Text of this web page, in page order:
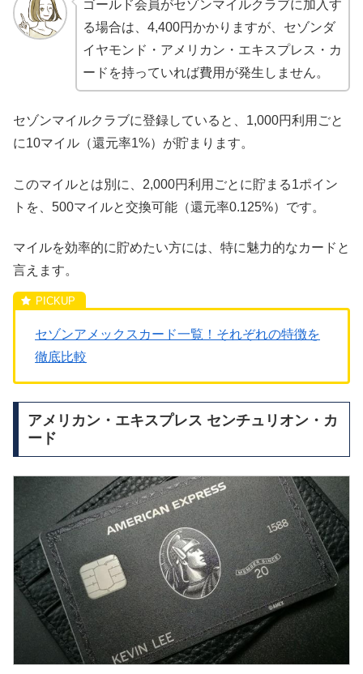
ゴールド会員がセゾンマイルクラブに加入す
る場合は、4,400円かかりますが、セゾンダ
イヤモンド・アメリカン・エキスプレス・カ
ードを持っていれば費用が発生しません。
セゾンマイルクラブに登録していると、1,000円利用ごと
に10マイル（還元率1%）が貯まります。
このマイルとは別に、2,000円利用ごとに貯まる1ポイン
トを、500マイルと交換可能（還元率0.125%）です。
マイルを効率的に貯めたい方には、特に魅力的なカードと
言えます。
セゾンアメックスカード一覧！それぞれの特徴を
徹底比較
アメリカン・エキスプレス センチュリオン・カ
ード